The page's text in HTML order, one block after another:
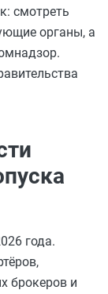
смотреть
органы, а
года.
брокеров и